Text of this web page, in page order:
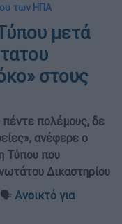
των ΗΠΑ
μετά
στους
πέντε πολέμους, δε
ανέφερε ο
Τύπου που
Δικαστηρίου
🗣️ Ανοικτό για